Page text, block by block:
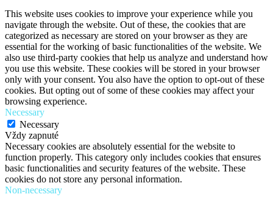
This website uses cookies to improve your experience while you
navigate through the website. Out of these, the cookies that are
categorized as necessary are stored on your browser as they are
essential for the working of basic functionalities of the website. We
also use third-party cookies that help us analyze and understand how
you use this website. These cookies will be stored in your browser
only with your consent. You also have the option to opt-out of these
cookies. But opting out of some of these cookies may affect your
browsing experience.
Necessary
Necessary
Vždy zapnuté
Necessary cookies are absolutely essential for the website to
function properly. This category only includes cookies that ensures
basic functionalities and security features of the website. These
cookies do not store any personal information.
Non-necessary